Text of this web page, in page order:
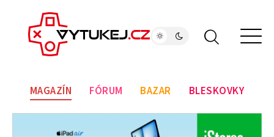
MAGAZÍN FÓRUM BAZAR BLESKOVKY